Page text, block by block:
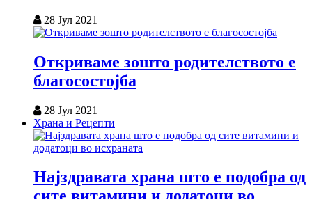
28 Јул 2021
Откриваме зошто родителството е
благосостојба
28 Јул 2021
Храна и Рецепти
Најздравата храна што е подобра од